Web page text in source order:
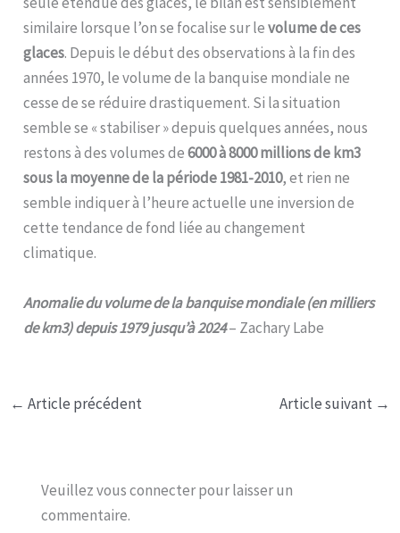
similaire lorsque l’on se focalise sur levolume de ces
glaces. Depuis le début des observations à la fin des
années 1970, le volume de la banquise mondiale ne
cesse de se réduire drastiquement. Si la situation
semble se « stabiliser » depuis quelques années, nous
restons à des volumes de6000 à 8000 millions de km3
sous la moyenne de la période 1981-2010, et rien ne
semble indiquer à l’heure actuelle une inversion de
cette tendance de fond liée au changement
climatique.
Anomalie du volume de la banquise mondiale (en milliers
de km3) depuis 1979 jusqu’à 2024– Zachary Labe
← Article précédent Article suivant →
Veuillez vous connecter pour laisser un
commentaire.